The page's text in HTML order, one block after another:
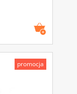
promocja